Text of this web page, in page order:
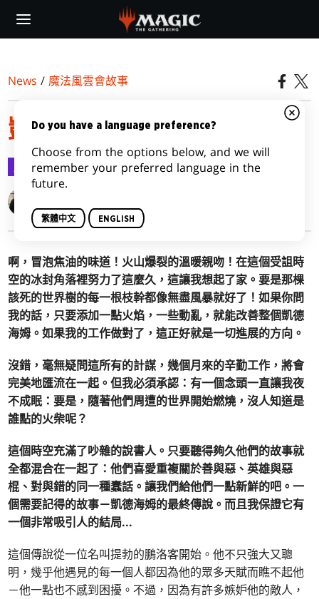
main
News / 魔法風雲會故事
凱德海姆第三集：提勃傳
魔法風雲會故事 2021-01-21
啊，冒泡焦油的味道！火山爆裂的溫暖親吻！在這個受詛時
空的冰封角落裡努力了這麼久，這讓我想起了家。要是那棵
該死的世界樹的每一根枝幹都像無盡風暴就好了！如果你問
我的話，只要添加一點火焰，一些動亂，就能改善整個凱德
海姆。如果我的工作做對了，這正好就是一切進展的方向。
沒錯，毫無疑問這所有的計謀，幾個月來的辛勤工作，將會
完美地匯流在一起。但我必須承認：有一個念頭一直讓我夜
不成眠：要是，隨著他們周遭的世界開始燃燒，沒人知道是
誰點的火柴呢？
這個時空充滿了吵雜的說書人。只要聽得夠久他們的故事就
全都混合在一起了：他們喜愛重複關於善與惡、英雄與惡
棍、對與錯的同一種蠢話。讓我們給他們一點新鮮的吧。一
個需要記得的故事－凱德海姆的最終傳說。而且我保證它有
一個非常吸引人的結局...
這個傳說從一位名叫提勃的鵬洛客開始。他不只強大又聰
明，幾乎他遇見的每一個人都因為他的眾多天賦而瞧不起他
－他一點也不感到困擾。不過，因為有許多嫉妒他的敵人，
Do you have a language preference?
Choose from the options below, and we will
remember your preferred language in the
future.
繁體中文 ENGLISH